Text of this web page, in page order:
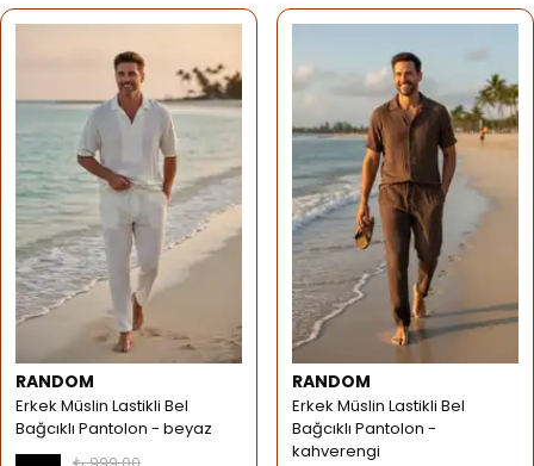
RANDOM
Erkek Müslin Lastikli Bel
Bağcıklı Pantolon - beyaz
RANDOM
Erkek Müslin Lastikli Bel
Bağcıklı Pantolon -
kahverengi